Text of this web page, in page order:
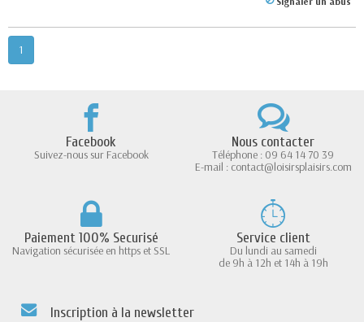
1
Facebook
Suivez-nous sur Facebook
Nous contacter
Téléphone : 09 64 14 70 39
E-mail : contact@loisirsplaisirs.com
Paiement 100% Securisé
Navigation sécurisée en https et SSL
Service client
Du lundi au samedi
de 9h à 12h et 14h à 19h
Inscription à la newsletter